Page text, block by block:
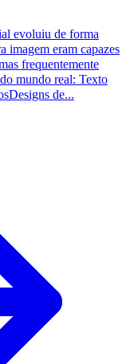
evoluiu de forma
imagem eram capazes
frequentemente
mundo real: Texto
de...